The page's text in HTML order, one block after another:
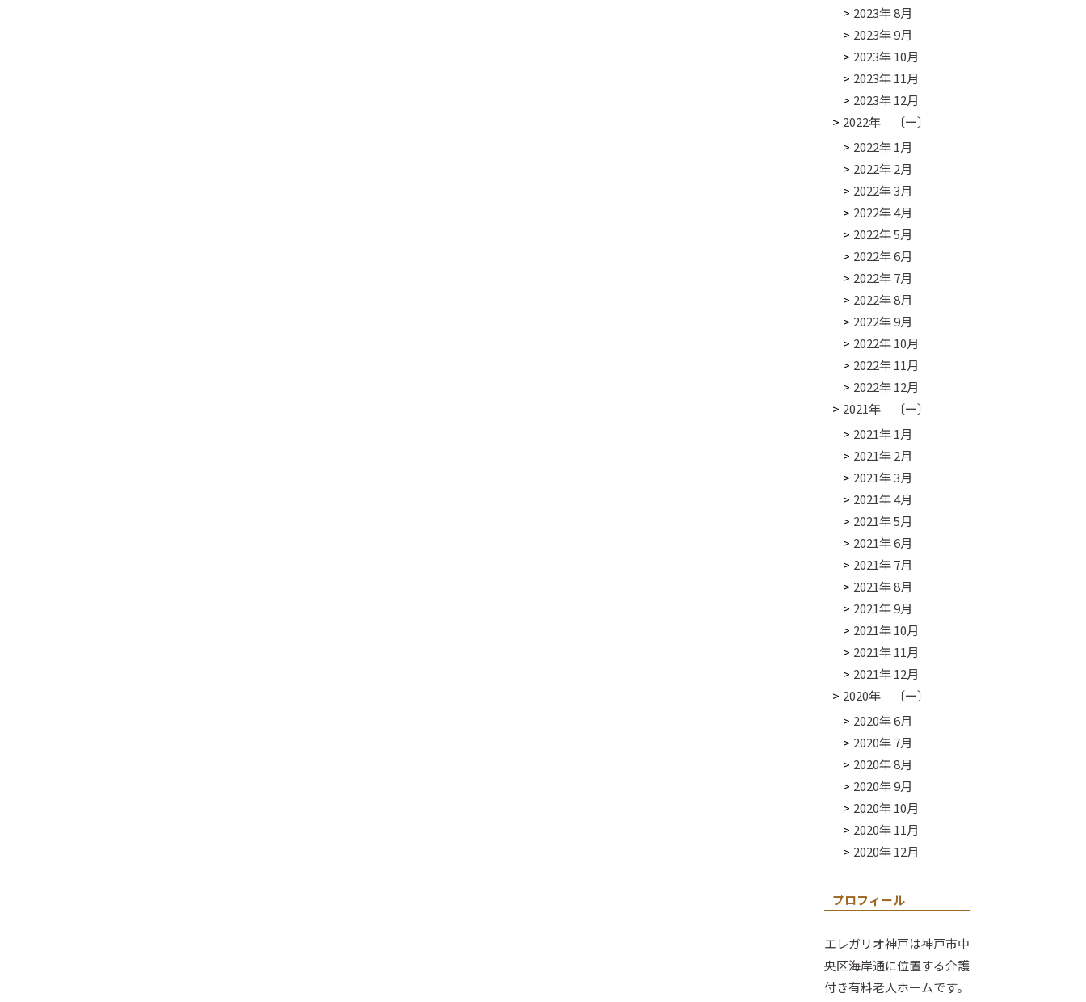
2023年 8月
2023年 9月
2023年 10月
2023年 11月
2023年 12月
2022年 〔ー〕
2022年 1月
2022年 2月
2022年 3月
2022年 4月
2022年 5月
2022年 6月
2022年 7月
2022年 8月
2022年 9月
2022年 10月
2022年 11月
2022年 12月
2021年 〔ー〕
2021年 1月
2021年 2月
2021年 3月
2021年 4月
2021年 5月
2021年 6月
2021年 7月
2021年 8月
2021年 9月
2021年 10月
2021年 11月
2021年 12月
2020年 〔ー〕
2020年 6月
2020年 7月
2020年 8月
2020年 9月
2020年 10月
2020年 11月
2020年 12月
プロフィール
エレガリオ神戸は神戸市中
央区海岸通に位置する介護
付き有料老人ホームです。